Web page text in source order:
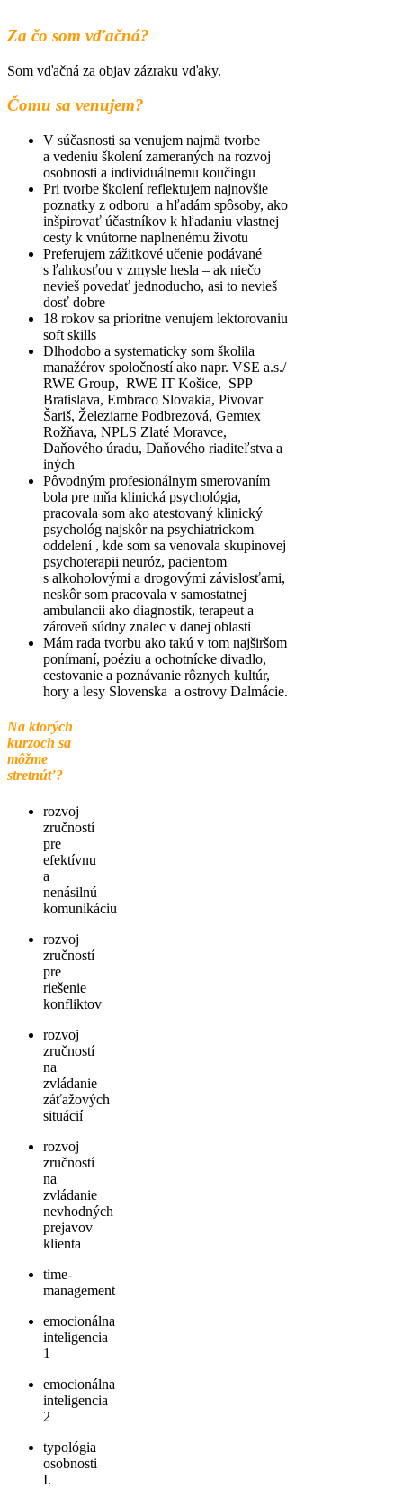
Za čo som vďačná?
Som vďačná za objav zázraku vďaky.
Čomu sa venujem?
V súčasnosti sa venujem najmä tvorbe
a vedeniu školení zameraných na rozvoj
osobnosti a individuálnemu koučingu
Pri tvorbe školení reflektujem najnovšie
poznatky z odboru a hľadám spôsoby, ako
inšpirovať účastníkov k hľadaniu vlastnej
cesty k vnútorne naplnenému životu
Preferujem zážitkové učenie podávané
s ľahkosťou v zmysle hesla – ak niečo
nevieš povedať jednoducho, asi to nevieš
dosť dobre
18 rokov sa prioritne venujem lektorovaniu
soft skills
Dlhodobo a systematicky som školila
manažérov spoločností ako napr. VSE a.s./
RWE Group, RWE IT Košice, SPP
Bratislava, Embraco Slovakia, Pivovar
Šariš, Železiarne Podbrezová, Gemtex
Rožňava, NPLS Zlaté Moravce,
Daňového úradu, Daňového riaditeľstva a
iných
Pôvodným profesionálnym smerovaním
bola pre mňa klinická psychológia,
pracovala som ako atestovaný klinický
psychológ najskôr na psychiatrickom
oddelení , kde som sa venovala skupinovej
psychoterapii neuróz, pacientom
s alkoholovými a drogovými závislosťami,
neskôr som pracovala v samostatnej
ambulancii ako diagnostik, terapeut a
zároveň súdny znalec v danej oblasti
Mám rada tvorbu ako takú v tom najširšom
ponímaní, poéziu a ochotnícke divadlo,
cestovanie a poznávanie rôznych kultúr,
hory a lesy Slovenska a ostrovy Dalmácie.
Na ktorých
kurzoch sa
môžme
stretnúť?
rozvoj
zručností
pre
efektívnu
a
nenásilnú
komunikáciu
rozvoj
zručností
pre
riešenie
konfliktov
rozvoj
zručností
na
zvládanie
záťažových
situácií
rozvoj
zručností
na
zvládanie
nevhodných
prejavov
klienta
time-
management
emocionálna
inteligencia
1
emocionálna
inteligencia
2
typológia
osobnosti
I.